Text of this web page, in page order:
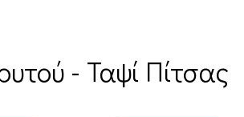
- Ταψί Πίτσας